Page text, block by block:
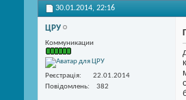
30.01.2014, 22:16
ЦРУ
Коммуникации
Реєстрація
22.01.2014
Повідомлень
382